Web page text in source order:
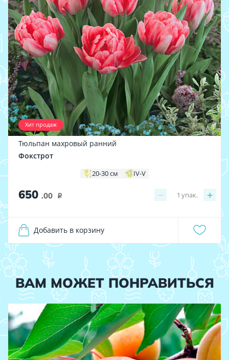
Хит продаж
Тюльпан махровый ранний
Фокстрот
20-30 см IV-V
650 .00 i − +
1 упак.
Добавить в корзину
ВАМ МОЖЕТ ПОНРАВИТЬСЯ